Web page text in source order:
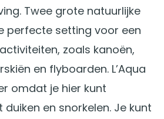
Twee grote natuurlijke
perfecte setting voor een
zoals kanoën,
en flyboarden. L’Aqua
omdat je hier kunt
en snorkelen. Je kunt